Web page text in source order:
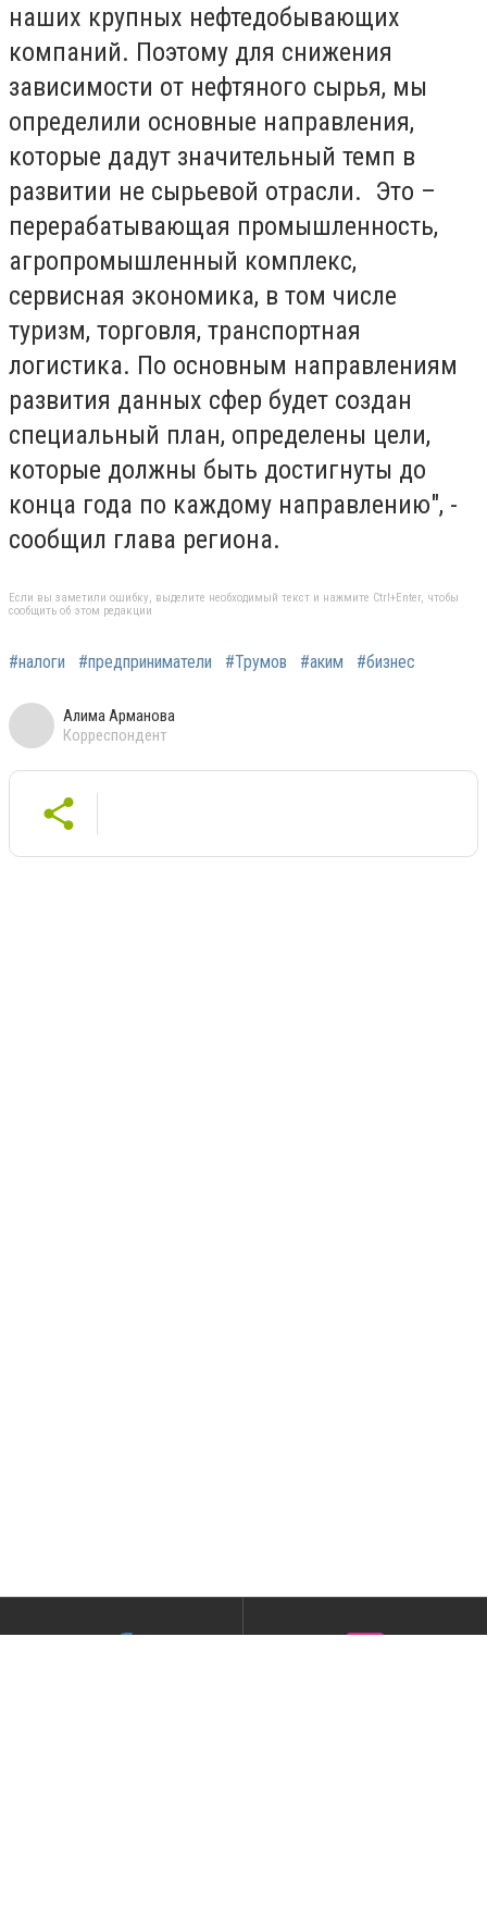
наших крупных нефтедобывающих
компаний. Поэтому для снижения
зависимости от нефтяного сырья, мы
определили основные направления,
которые дадут значительный темп в
развитии не сырьевой отрасли. Это –
перерабатывающая промышленность,
агропромышленный комплекс,
сервисная экономика, в том числе
туризм, торговля, транспортная
логистика. По основным направлениям
развития данных сфер будет создан
специальный план, определены цели,
которые должны быть достигнуты до
конца года по каждому направлению", -
сообщил глава региона.
Если вы заметили ошибку, выделите необходимый текст и нажмите Ctrl+Enter, чтобы
сообщить об этом редакции
#налоги #предприниматели #Трумов #аким #бизнес
Алима Арманова
Корреспондент